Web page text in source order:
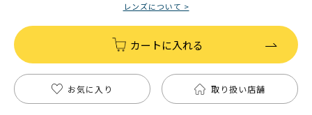
レンズについて >
カートに入れる
お気に入り 取り扱い店舗